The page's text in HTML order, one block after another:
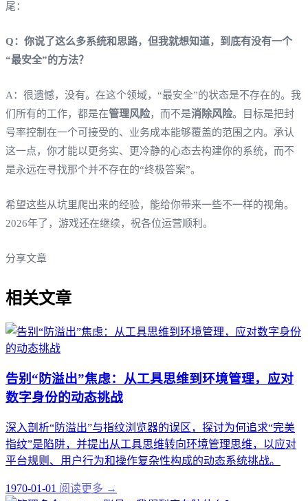
尾：
Q：你说了这么多系统和思路，但我就想知道，到底有没有一个
“最安全”的方法？
A：很遗憾，没有。在这个领域，“最安全”的状态是不存在的。我
们所有的工作，都是在管理风险，而不是消除风险。目标是把封
号率控制在一个可接受的、业务成本能够覆盖的范围之内。承认
这一点，你才能以更务实、更冷静的心态去构建你的系统，而不
是永远在寻找那个并不存在的“终极答案”。
希望这些从坑里爬出来的经验，能给你带来一些不一样的视角。
2026年了，游戏还在继续，祝各位运营顺利。
分享文章
相关文章
告别“防溢出”焦虑：从工具思维到环境管理，应对
数字身份的动态挑战
深入剖析“防溢出”与指纹浏览器的误区，探讨为何追求“完美
指纹”是陷阱，并提出从工具思维转向环境管理思维，以应对
平台规则、用户行为和操作复杂性构成的动态系统挑战。
1970-01-01 阅读更多 →